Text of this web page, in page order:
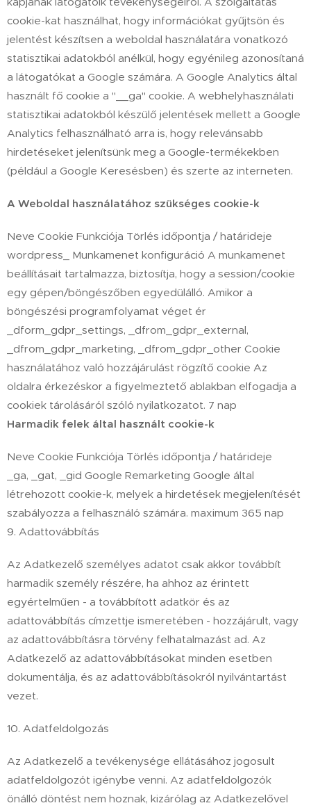
cookie-kat használhat, hogy információkat gyűjtsön és
jelentést készítsen a weboldal használatára vonatkozó
statisztikai adatokból anélkül, hogy egyénileg azonosítaná
a látogatókat a Google számára. A Google Analytics által
használt fő cookie a "__ga" cookie. A webhelyhasználati
statisztikai adatokból készülő jelentések mellett a Google
Analytics felhasználható arra is, hogy relevánsabb
hirdetéseket jelenítsünk meg a Google-termékekben
(például a Google Keresésben) és szerte az interneten.
A Weboldal használatához szükséges cookie-k
Neve Cookie Funkciója Törlés időpontja / határideje
wordpress_ Munkamenet konfiguráció A munkamenet
beállításait tartalmazza, biztosítja, hogy a session/cookie
egy gépen/böngészőben egyedülálló. Amikor a
böngészési programfolyamat véget ér
_dform_gdpr_settings, _dfrom_gdpr_external,
_dfrom_gdpr_marketing, _dfrom_gdpr_other Cookie
használatához való hozzájárulást rögzítő cookie Az
oldalra érkezéskor a figyelmeztető ablakban elfogadja a
cookiek tárolásáról szóló nyilatkozatot. 7 nap
Harmadik felek által használt cookie-k
Neve Cookie Funkciója Törlés időpontja / határideje
_ga, _gat, _gid Google Remarketing Google által
létrehozott cookie-k, melyek a hirdetések megjelenítését
szabályozza a felhasználó számára. maximum 365 nap
9. Adattovábbítás
Az Adatkezelő személyes adatot csak akkor továbbít
harmadik személy részére, ha ahhoz az érintett
egyértelműen - a továbbított adatkör és az
adattovábbítás címzettje ismeretében - hozzájárult, vagy
az adattovábbításra törvény felhatalmazást ad. Az
Adatkezelő az adattovábbításokat minden esetben
dokumentálja, és az adattovábbításokról nyilvántartást
vezet.
10. Adatfeldolgozás
Az Adatkezelő a tevékenysége ellátásához jogosult
adatfeldolgozót igénybe venni. Az adatfeldolgozók
önálló döntést nem hoznak, kizárólag az Adatkezelővel